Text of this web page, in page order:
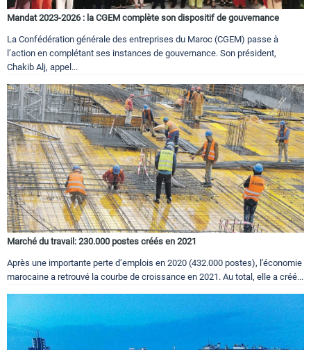
Mandat 2023-2026 : la CGEM complète son dispositif de gouvernance
La Confédération générale des entreprises du Maroc (CGEM) passe à
l’action en complétant ses instances de gouvernance. Son président,
Chakib Alj, appel...
Marché du travail: 230.000 postes créés en 2021
Après une importante perte d’emplois en 2020 (432.000 postes), l'économie
marocaine a retrouvé la courbe de croissance en 2021. Au total, elle a créé...